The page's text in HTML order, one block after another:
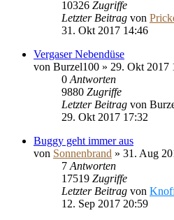
10326 Zugriffe
Letzter Beitrag von
31. Okt 2017 14:46
Vergaser Nebendüse
von Burzel100 » 29. Okt 2017
0 Antworten
9880 Zugriffe
Letzter Beitrag von
29. Okt 2017 17:32
Buggy geht immer aus
von Sonnenbrand » 31. Aug
7 Antworten
17519 Zugriffe
Letzter Beitrag von
12. Sep 2017 20:59